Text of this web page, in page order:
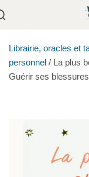
Librairie, oracles et
personnel / La plus
Guérir ses